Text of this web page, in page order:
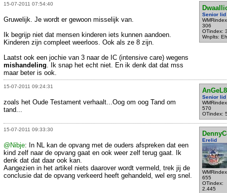
15-07-2011 07:54:40
Senior lid
306
OTindex:
Wnplts:
Gruwelijk. Je wordt er gewoon misselijk van.
Ik begrijp niet dat mensen kinderen iets kunnen aandoen.
Kinderen zijn compleet weerloos. Ook als ze 8 zijn.
Laatst ook een jochie van 3 naar de IC (intensive care) wegens
mishandeling . Ik snap het echt niet. En ik denk dat dat mss
maar beter is ook.
15-07-2011 09:24:31
Senior lid
570
OTindex:
zoals het Oude Testament verhaalt...Oog om oog Tand om
tand...
15-07-2011 09:33:30
Erelid
655
OTindex:
2.445
@Nibje: In NL kan de opvang met de ouders afspreken dat een
kind zelf naar de opvang gaat en ook weer zelf terug gaat. Ik
denk dat dat daar ook kan.
Aangezien in het artikel niets daarover wordt vermeld, trek jij de
conclusie dat de opvang verkeerd heeft gehandeld, wel erg snel.